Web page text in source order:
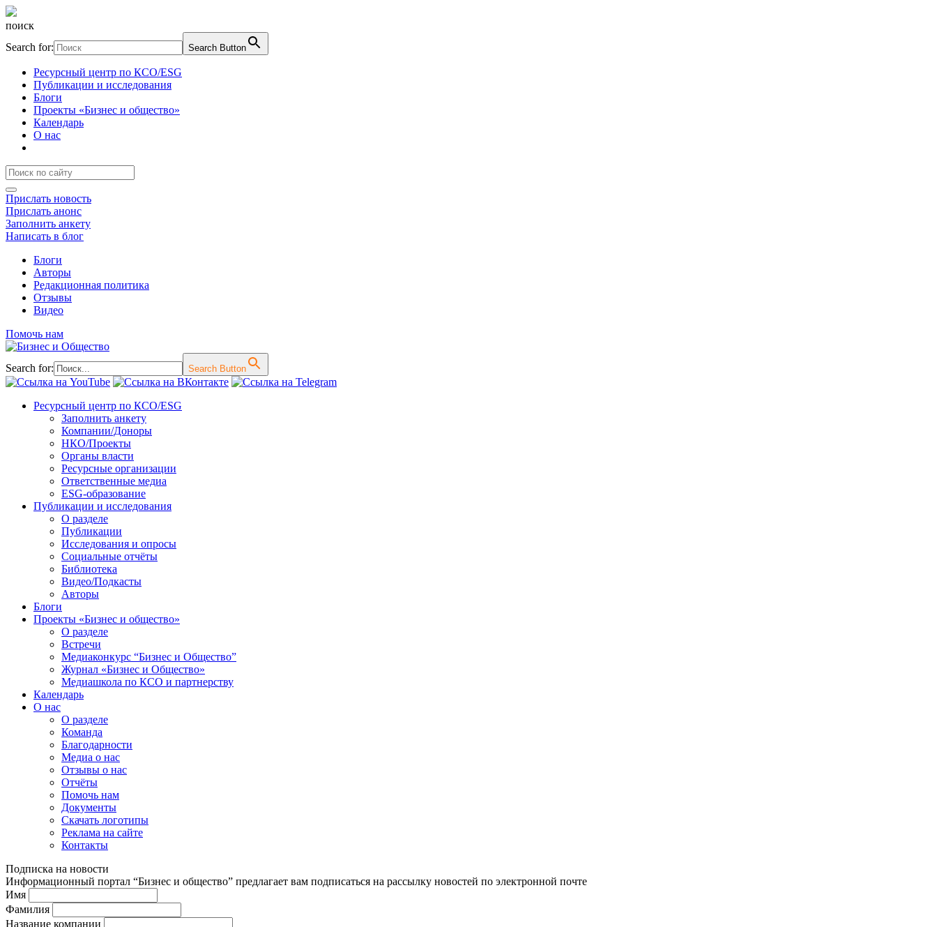
поиск
Search for:
Search Button
Ресурсный центр по КСО/ESG
Публикации и исследования
Блоги
Проекты «Бизнес и общество»
Календарь
О нас
Прислать новость
Прислать анонс
Заполнить анкету
Написать в блог
Блоги
Авторы
Редакционная политика
Отзывы
Видео
Помочь нам
Search for: Search Button
Перейти
содержимому
Ресурсный центр по КСО/ESG
Заполнить анкету
Компании/Доноры
НКО/Проекты
Органы власти
Ресурсные организации
Ответственные медиа
ESG-образование
Публикации и исследования
О разделе
Публикации
Исследования и опросы
Социальные отчёты
Библиотека
Видео/Подкасты
Авторы
Блоги
Проекты «Бизнес и общество»
О разделе
Встречи
Медиаконкурс “Бизнес и Общество”
Журнал «Бизнес и Общество»
Медиашкола по КСО и партнерству
Календарь
О нас
О разделе
Команда
Благодарности
Медиа о нас
Отзывы о нас
Отчёты
Помочь нам
Документы
Скачать логотипы
Реклама на сайте
Контакты
Подписка на новости
Информационный портал “Бизнес и общество” предлагает вам подписаться на рассылку новостей по электронной почте
Имя
Фамилия
Название компании